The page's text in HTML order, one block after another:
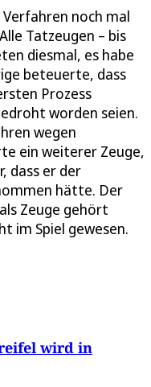
noch mal
Tatzeugen – bis
diesmal, es habe
beteuerte, dass
Prozess
worden seien.
wegen
ein weiterer Zeuge,
dass er der
hätte. Der
Zeuge gehört
im Spiel gewesen.
wird in